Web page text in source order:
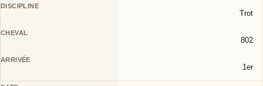
Trot
802
1er